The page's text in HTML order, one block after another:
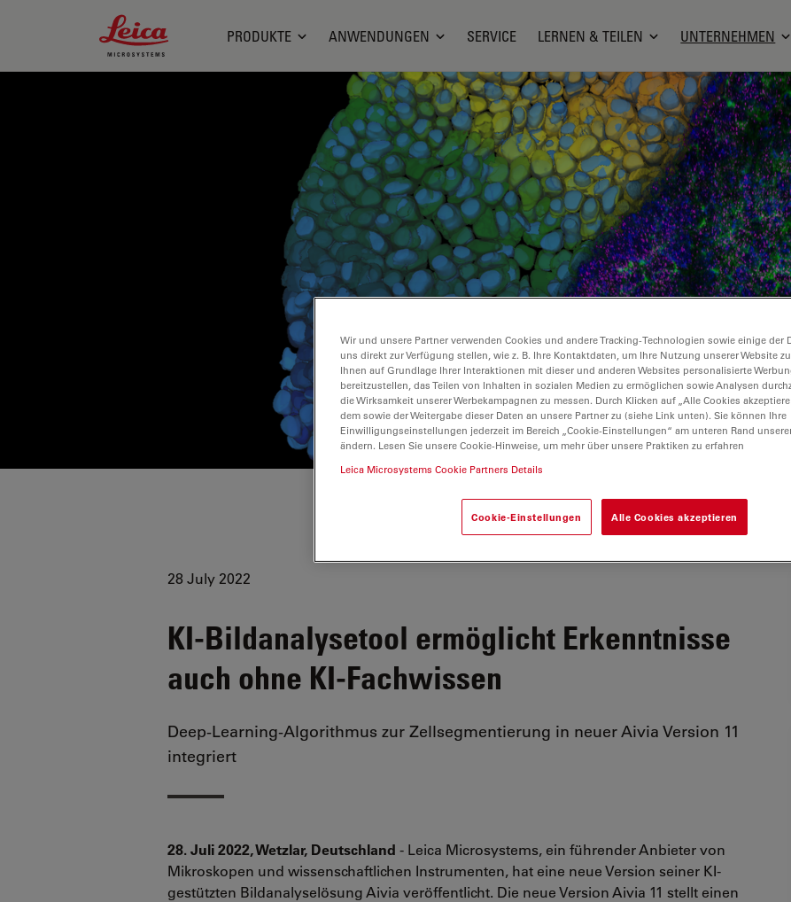
Leica Microsystems Logo
PRODUKTE ANWENDUNGEN SERVICE LERNEN & TEILEN UNTERNEHMEN
28 July 2022
KI-Bildanalysetool ermöglicht Erkenntnisse
auch ohne KI-Fachwissen
Deep-Learning-Algorithmus zur Zellsegmentierung in neuer Aivia Version 11
integriert
28. Juli 2022, Wetzlar, Deutschland - Leica Microsystems, ein führender Anbieter von
Mikroskopen und wissenschaftlichen Instrumenten, hat eine neue Version seiner KI-
gestützten Bildanalyselösung Aivia veröffentlicht. Die neue Version Aivia 11 stellt einen
Wir und unsere Partner verwenden Cookies und andere Tracking-Technologien sowie einige der
uns direkt zur Verfügung stellen, wie z. B. Ihre Kontaktdaten, um Ihre Nutzung unserer Website zu
Ihnen auf Grundlage Ihrer Interaktionen mit dieser und anderen Websites personalisierte
bereitzustellen, das Teilen von Inhalten in sozialen Medien zu ermöglichen sowie Analysen
die Wirksamkeit unserer Werbekampagnen zu messen. Durch Klicken auf „Alle Cookies
dem sowie der Weitergabe dieser Daten an unsere Partner zu (siehe Link unten). Sie können Ihre
Einwilligungseinstellungen jederzeit im Bereich „Cookie-Einstellungen“ am unteren Rand
ändern. Lesen Sie unsere Cookie-Hinweise, um mehr über unsere Praktiken zu erfahren
Leica Microsystems Cookie Partners Details
Cookie-Einstellungen Alle Cookies akzeptieren